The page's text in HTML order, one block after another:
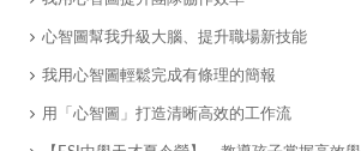
​心智圖幫我升級大腦、提升職場新技能
我用心智圖輕鬆完成有條理的簡報
​用「心智圖」打造清晰高效的工作流